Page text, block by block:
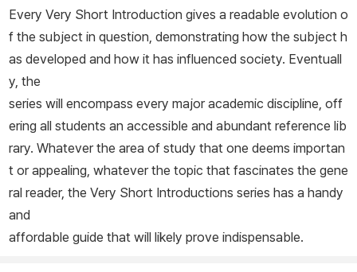
Every Very Short Introduction gives a readable evolution o
f the subject in question, demonstrating how the subject h
as developed and how it has influenced society. Eventuall
y, the
series will encompass every major academic discipline, off
ering all students an accessible and abundant reference lib
rary. Whatever the area of study that one deems importan
t or appealing, whatever the topic that fascinates the gene
ral reader, the Very Short Introductions series has a handy
and
affordable guide that will likely prove indispensable.